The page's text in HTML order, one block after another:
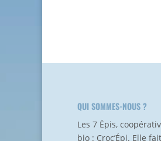
QUI SOMMES-NOUS ?
Les 7 Épis,
bio : Croc’Épi. Elle